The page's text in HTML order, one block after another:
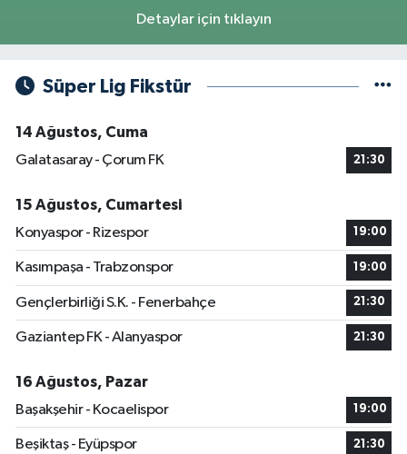
Detaylar için tıklayın
Süper Lig Fikstür
14 Ağustos, Cuma
Galatasaray - Çorum FK
21:30
15 Ağustos, Cumartesi
Konyaspor - Rizespor
19:00
Kasımpaşa - Trabzonspor 19:00
Gençlerbirliği S.K. - Fenerbahçe 21:30
Gaziantep FK - Alanyaspor 21:30
16 Ağustos, Pazar
Başakşehir - Kocaelispor
19:00
Beşiktaş - Eyüpspor 21:30